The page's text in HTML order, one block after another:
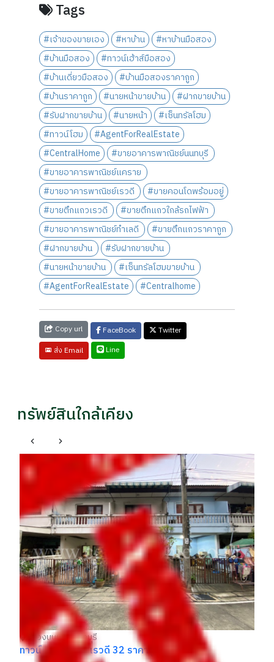
Tags
#เจ้าของขายเอง #หาบ้าน
#หาบ้านมือสอง
#บ้านมือสอง
#ทาวน์เฮ้าส์มือสอง
#บ้านเดี่ยวมือสอง
#บ้านมือสองราคาถูก
#บ้านราคาถูก
#นายหน้าขายบ้าน
#ฝากขายบ้าน
#รับฝากขายบ้าน
#นายหน้า
#เซ็นทรัลโฮม
#ทาวน์โฮม
#AgentForRealEstate
#CentralHome
#ขายอาคารพาณิชย์นนทบุรี
#ขายอาคารพาณิชย์แคราย
#ขายอาคารพาณิชย์เรวดี
#ขายคอนโดพร้อมอยู่
#ขายตึกแถวเรวดี
#ขายตึกแถวใกล้รถไฟฟ้า
#ขายอาคารพาณิชย์ทำเลดี
#ขายตึกแถวราคาถูก
#ฝากขายบ้าน
#รับฝากขายบ้าน
#นายหน้าขายบ้าน
#เซ็นทรัลโฮมขายบ้าน
#AgentForRealEstate
#Centralhome
Copy url FaceBook
Twitter
ส่ง Email
Line
ทรัพย์สินใกล้เคียง
เมืองนนทบุรี นนทบุรี
ทาวน์เฮ้าส์ ซอย เรวดี 32 ราคาถูก